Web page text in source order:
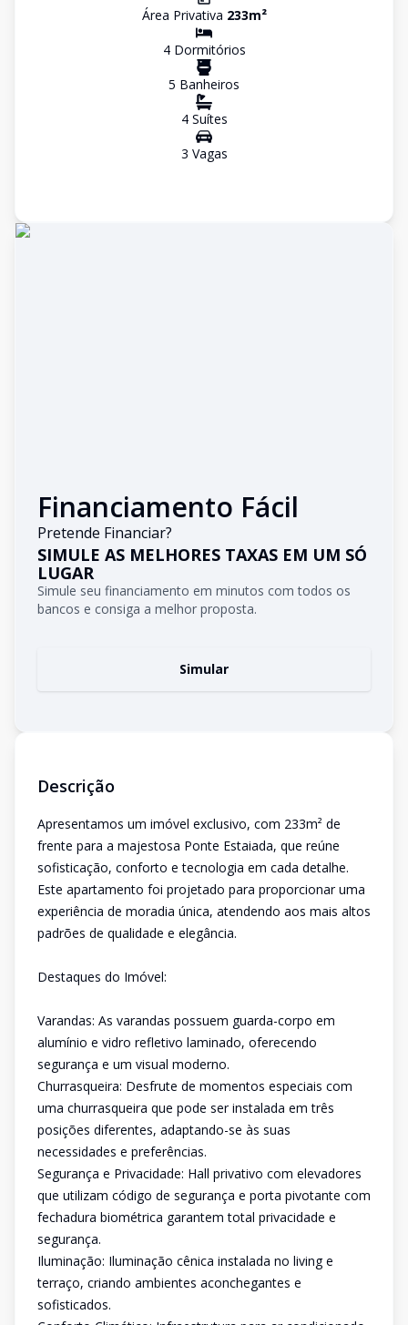
Área Privativa 233m²
4Dormitórios
5 Banheiros
4Suítes
3 Vagas
Financiamento Fácil
Pretende Financiar?
SIMULE AS MELHORES TAXAS EM UM SÓ
LUGAR
Simule seu financiamento em minutos com todos os
bancos e consiga a melhor proposta.
Simular
Descrição
Apresentamos um imóvel exclusivo, com 233m² de
frente para a majestosa Ponte Estaiada, que reúne
sofisticação, conforto e tecnologia em cada detalhe.
Este apartamento foi projetado para proporcionar uma
experiência de moradia única, atendendo aos mais altos
padrões de qualidade e elegância.
Destaques do Imóvel:
Varandas: As varandas possuem guarda-corpo em
alumínio e vidro refletivo laminado, oferecendo
segurança e um visual moderno.
Churrasqueira: Desfrute de momentos especiais com
uma churrasqueira que pode ser instalada em três
posições diferentes, adaptando-se às suas
necessidades e preferências.
Segurança e Privacidade: Hall privativo com elevadores
que utilizam código de segurança e porta pivotante com
fechadura biométrica garantem total privacidade e
segurança.
Iluminação: Iluminação cênica instalada no living e
terraço, criando ambientes aconchegantes e
sofisticados.